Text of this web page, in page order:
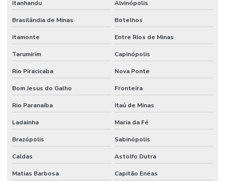
Itanhandu Alvinópolis
Brasilândia de Minas Botelhos
Itamonte Entre Rios de Minas
Tarumirim Capinópolis
Rio Piracicaba Nova Ponte
Bom Jesus do Galho Fronteira
Rio Paranaíba Itaú de Minas
Ladainha Maria da Fé
Brazópolis Sabinópolis
Caldas Astolfo Dutra
Matias Barbosa Capitão Enéas